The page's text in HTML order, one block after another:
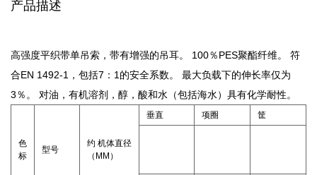
产品描述
高强度平织带单吊索，带有增强的吊耳。 100％PES聚酯纤维。 符
合EN 1492-1，包括7：1的安全系数。 最大负载下的伸长率仅为
3％。 对油，有机溶剂，醇，酸和水（包括海水）具有化学耐性。
色
标
型号
约 机体直径
（MM）
垂直 项圈 筐